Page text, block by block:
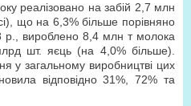
реалізовано на забій 2,7 млн
що на 6,3% більше порівняно
р., вироблено 8,4 млн т молока
шт. яєць (на 4,0% більше).
у загальному виробництві цих
відповідно 31%, 72% та